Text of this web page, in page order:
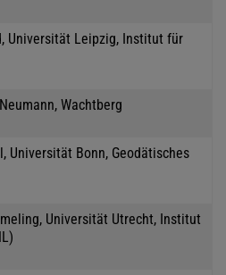
Universität Leipzig, Institut für
Wachtberg
Universität Bonn, Geodätisches
Universität Utrecht, Institut